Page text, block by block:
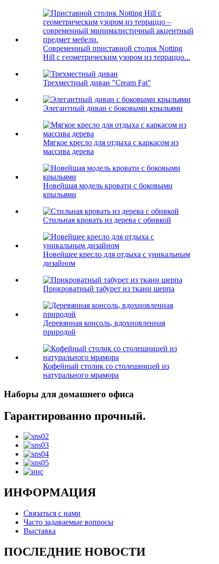
Современный приставной столик Notting
Hill с геометрическим узором из терраццо...
Трехместный диван "Cream Fat"
Элегантный диван с боковыми крыльями
Мягкое кресло для отдыха с каркасом из
массива дерева
Новейшая модель кровати с боковыми
крыльями
Стильная кровать из дерева с обивкой
Новейшее кресло для отдыха с уникальным
дизайном
Прикроватный табурет из ткани шерпа
Деревянная консоль, вдохновленная
природой
Кофейный столик со столешницей из
натурального мрамора
Наборы для домашнего офиса
Гарантированно прочный.
ИНФОРМАЦИЯ
Связаться с нами
Часто задаваемые вопросы
Выставка
ПОСЛЕДНИЕ НОВОСТИ